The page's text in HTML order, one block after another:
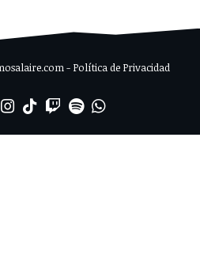
- Política de Privacidad